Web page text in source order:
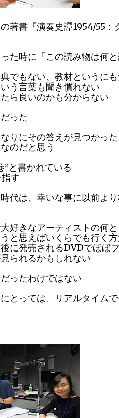
著書『演奏史譚1954/55
た時に「この読み物は何
でもない、教材というにも
う言葉も聞き慣れない
ら良いのかも分からない
った
りにその答えが見つかった
のだと思う
”と書かれている
す
代は、幸いな事に以前より
好きなアーティストの何
と思えばいくらでも行く
に発売されるDVDでほぼ
られるかもしれない
ったわけではない
とっては、リアルタイム